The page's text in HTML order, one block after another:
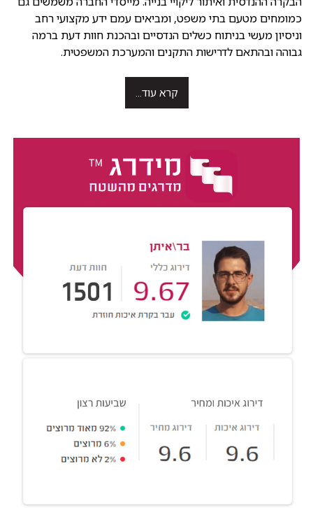
כמומחים מטעם בתי משפט, ומביאים עמם ידע מקצועי רחב
וניסיון מעשי בניתוח כשלים הנדסיים ובהכנת חוות דעת ברמה
גבוהה ובהתאם לדרישות התקנים והמערכת המשפטית.
קרא עוד...